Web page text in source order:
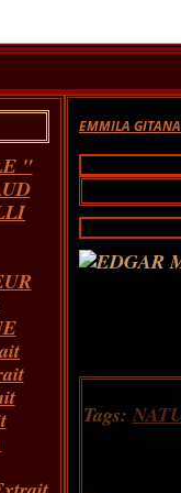
"
EMMILA GITANA
Tags: